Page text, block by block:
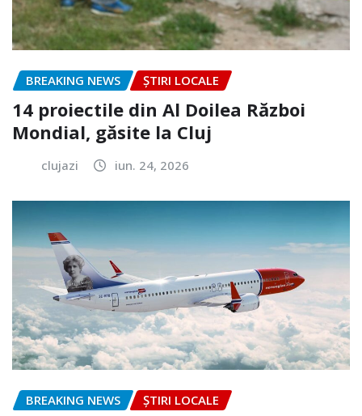
BREAKING NEWS ȘTIRI LOCALE
14 proiectile din Al Doilea Război
Mondial, găsite la Cluj
clujazi iun. 24, 2026
BREAKING NEWS ȘTIRI LOCALE